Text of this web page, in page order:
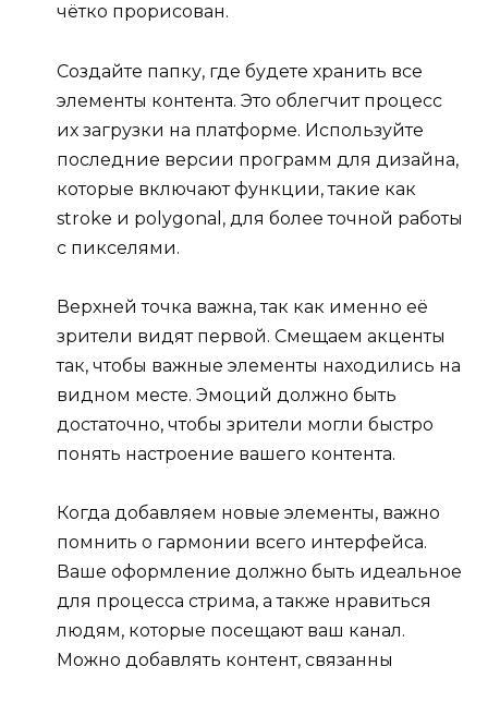
чётко прорисован.
Создайте папку, где будете хранить все
элементы контента. Это облегчит процесс
их загрузки на платформе. Используйте
последние версии программ для дизайна,
которые включают функции, такие как
stroke и polygonal, для более точной работы
с пикселями.
Верхней точка важна, так как именно её
зрители видят первой. Смещаем акценты
так, чтобы важные элементы находились на
видном месте. Эмоций должно быть
достаточно, чтобы зрители могли быстро
понять настроение вашего контента.
Когда добавляем новые элементы, важно
помнить о гармонии всего интерфейса.
Ваше оформление должно быть идеальное
для процесса стрима, а также нравиться
людям, которые посещают ваш канал.
Можно добавлять контент, связанны